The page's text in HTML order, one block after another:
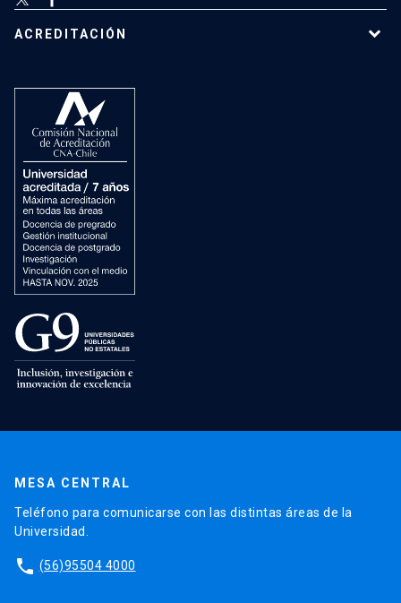
ACREDITACIÓN
MESA CENTRAL
Teléfono para comunicarse con las distintas áreas de la
Universidad.
phone (56)95504 4000